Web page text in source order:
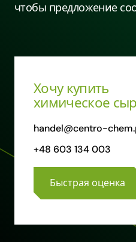
чтобы предложение
Хочу купить
химическое
handel@centro-
+48 603 134 003
Быстрая оценка